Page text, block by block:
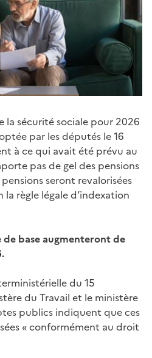
la sécurité sociale pour 2026
par les députés le 16
à ce qui avait été prévu au
pas de gel des pensions
seront revalorisées
la règle légale d’indexation
de base augmenteront de
du 15
du Travail et le ministère
publics indiquent que ces
« conformément au droit